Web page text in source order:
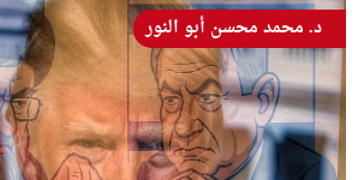
د. محمد محسن أبو النور